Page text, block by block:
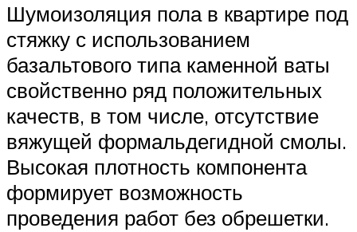
Шумоизоляция пола в квартире под
стяжку с использованием
базальтового типа каменной ваты
свойственно ряд положительных
качеств, в том числе, отсутствие
вяжущей формальдегидной смолы.
Высокая плотность компонента
формирует возможность
проведения работ без обрешетки.